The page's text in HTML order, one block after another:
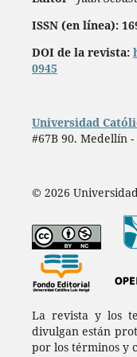
ISSN (en línea):
DOI de la revista:
0945
Universidad
#67B 90. Medellín -
© 2026
La revista y los
divulgan están
por los términos y